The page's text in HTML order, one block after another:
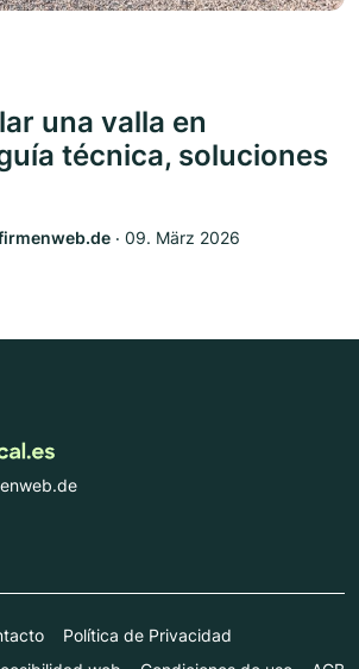
una valla en
técnica, soluciones
‧ 09. März 2026
Política de Privacidad